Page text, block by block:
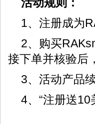
1、注册成为
2、购买
接下单并核验后
3、活动产品
4、“注册送10